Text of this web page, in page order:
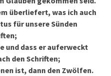
überliefert, was ich auch
für unsere Sünden
und dass er auferweckt
den Schriften;
ist, dann den Zwölfen.